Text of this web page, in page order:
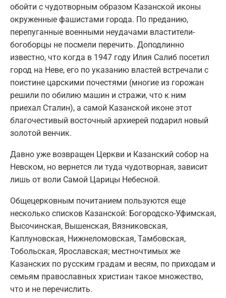
обойти с чудотворным образом Казанской иконы
окруженные фашистами города. По преданию,
перепуганные военными неудачами властители-
богоборцы не посмели перечить. Доподлинно
известно, что когда в 1947 году Илия Салиб посетил
город на Неве, его по указанию властей встречали с
поистине царскими почестями (многие из горожан
решили по обилию машин и стражи, что к ним
приехал Сталин), а самой Казанской иконе этот
благочестивый восточный архиерей подарил новый
золотой венчик.
Давно уже возвращен Церкви и Казанский собор на
Невском, но вернется ли туда чудотворная, зависит
лишь от воли Самой Царицы Небесной.
Общецерковным почитанием пользуются еще
несколько списков Казанской: Богородско-Уфимская,
Высочинская, Вышенская, Вязниковская,
Каплуновская, Нижнеломовская, Тамбовская,
Тобольская, Ярославская; местночтимых же
Казанских по русским градам и весям, по приходам и
семьям православных христиан такое множество,
что и не перечислить.